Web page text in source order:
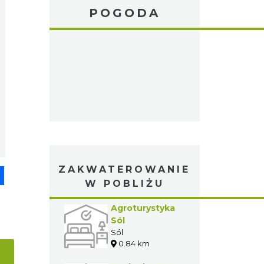
POGODA
ZAKWATEROWANIE
W POBLIŻU
Agroturystyka
Sól
Sól
0.84 km